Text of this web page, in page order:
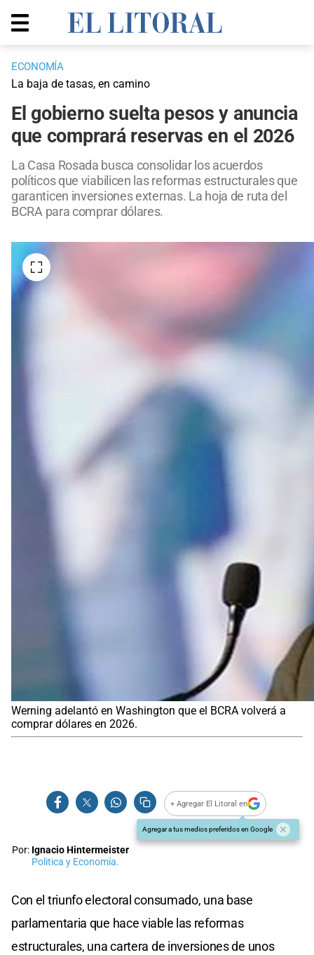
ECONOMÍA
La baja de tasas, en camino
El gobierno suelta pesos y anuncia
que comprará reservas en el 2026
La Casa Rosada busca consolidar los acuerdos
políticos que viabilicen las reformas estructurales que
garanticen inversiones externas. La hoja de ruta del
BCRA para comprar dólares.
Werning adelantó en Washington que el BCRA volverá a
comprar dólares en 2026.
+ Agregar El Litoral en
Agregar a tus medios preferidos en Google
Por: Ignacio Hintermeister
Politica y Economía.
Con el triunfo electoral consumado, una base
parlamentaria que hace viable las reformas
estructurales, una cartera de inversiones de unos